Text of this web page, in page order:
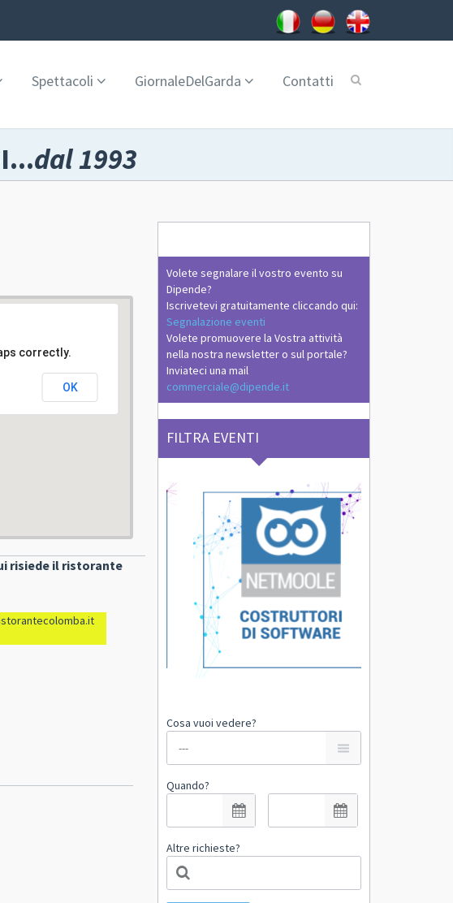
Spettacoli GiornaleDelGarda Contatti
dal 1993
correctly.
OK
risiede il ristorante
Volete segnalare il vostro evento su
Dipende?
Iscrivetevi gratuitamente cliccando qui:
Segnalazione eventi
Volete promuovere la Vostra attività
nella nostra newsletter o sul portale?
Inviateci una mail
commerciale@dipende.it
FILTRA EVENTI
Cosa vuoi vedere?
Quando?
Altre richieste?